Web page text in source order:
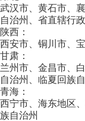
武汉市、黄石市、
自治州、省直辖行
陕西：
西安市、铜川市、
甘肃：
兰州市、金昌市、
自治州、临夏回族
青海：
西宁市、海东地区
族自治州